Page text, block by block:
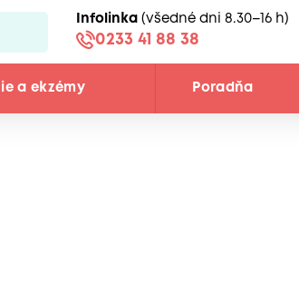
Infolinka (všedné dni 8.30–16 h)
0233 41 88 38
a ekzémy Poradňa